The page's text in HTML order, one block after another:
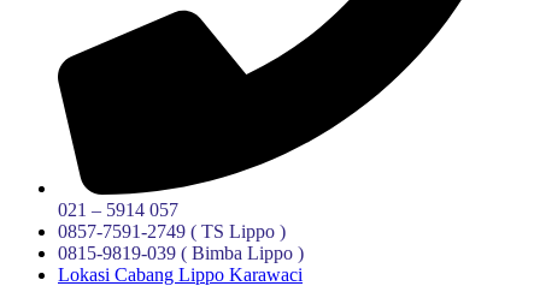
021 – 5914 057
0857-7591-2749 ( TS Lippo )
0815-9819-039 ( Bimba Lippo )
Lokasi Cabang Lippo Karawaci